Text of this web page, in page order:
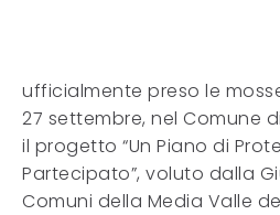
ufficialmente preso le
27 settembre, nel Comune
il progetto “Un Piano di
Partecipato”, voluto dalla
Comuni della Media Valle